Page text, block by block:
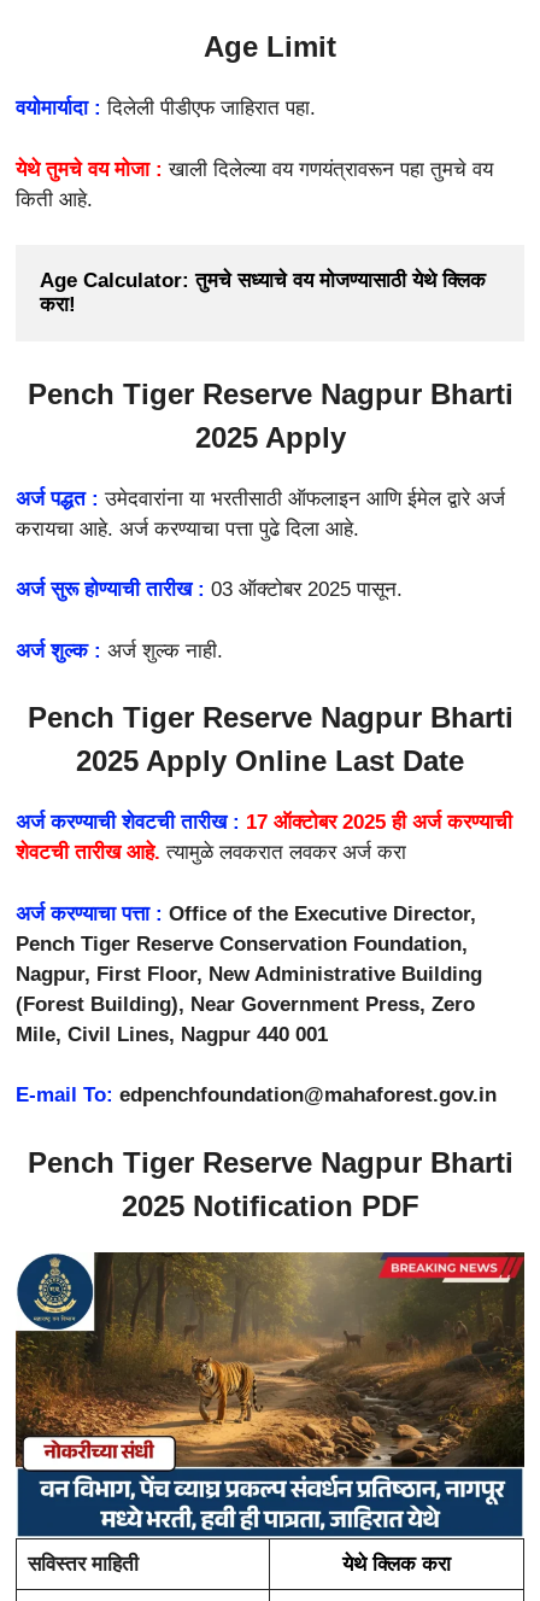
Age Limit
वयोमार्यादा : दिलेली पीडीएफ जाहिरात पहा.
येथे तुमचे वय मोजा : खाली दिलेल्या वय गणयंत्रावरून पहा तुमचे वय
किती आहे.
Age Calculator: तुमचे सध्याचे वय मोजण्यासाठी येथे क्लिक
करा!
Pench Tiger Reserve Nagpur Bharti
2025 Apply
अर्ज पद्धत : उमेदवारांना या भरतीसाठी ऑफलाइन आणि ईमेल द्वारे अर्ज
करायचा आहे. अर्ज करण्याचा पत्ता पुढे दिला आहे.
अर्ज सुरू होण्याची तारीख : 03 ऑक्टोबर 2025 पासून.
अर्ज शुल्क : अर्ज शुल्क नाही.
Pench Tiger Reserve Nagpur Bharti
2025 Apply Online Last Date
अर्ज करण्याची शेवटची तारीख : 17 ऑक्टोबर 2025 ही अर्ज करण्याची
शेवटची तारीख आहे. त्यामुळे लवकरात लवकर अर्ज करा
अर्ज करण्याचा पत्ता : Office of the Executive Director,
Pench Tiger Reserve Conservation Foundation,
Nagpur, First Floor, New Administrative Building
(Forest Building), Near Government Press, Zero
Mile, Civil Lines, Nagpur 440 001
E-mail To: edpenchfoundation@mahaforest.gov.in
Pench Tiger Reserve Nagpur Bharti
2025 Notification PDF
सविस्तर माहिती येथे क्लिक करा